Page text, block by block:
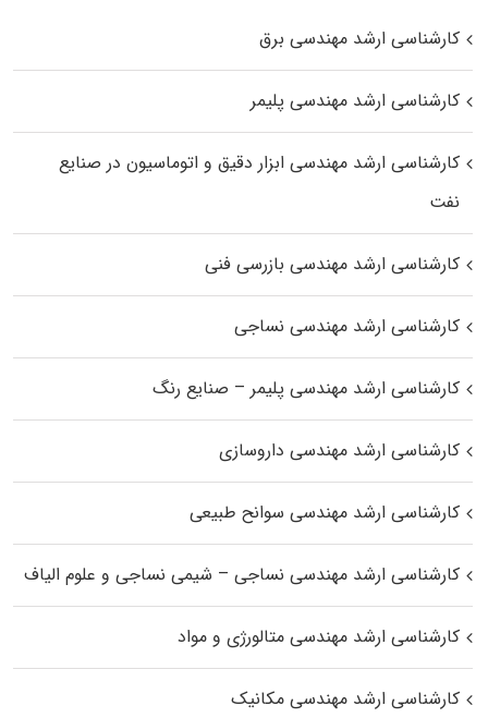
کارشناسی ارشد مهندسی برق
کارشناسی ارشد مهندسی پلیمر
کارشناسی ارشد مهندسی ابزار دقیق و اتوماسیون در صنایع
نفت
کارشناسی ارشد مهندسی بازرسی فنی
کارشناسی ارشد مهندسی نساجی
کارشناسی ارشد مهندسی پلیمر – صنایع رنگ
کارشناسی ارشد مهندسی داروسازی
کارشناسی ارشد مهندسی سوانح طبیعی
کارشناسی ارشد مهندسی نساجی – شیمی نساجی و علوم الیاف
کارشناسی ارشد مهندسی متالورژی و مواد
کارشناسی ارشد مهندسی مکانیک